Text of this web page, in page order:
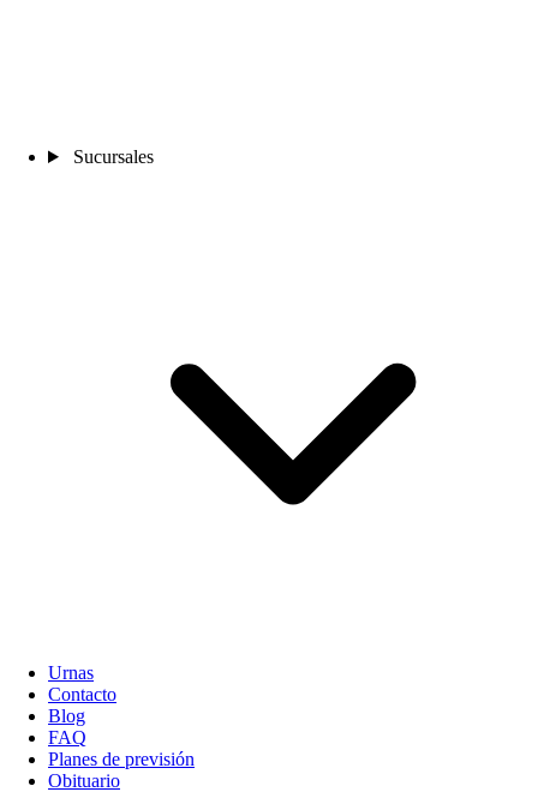
Sucursales
Urnas
Contacto
Blog
FAQ
Planes de previsión
Obituario